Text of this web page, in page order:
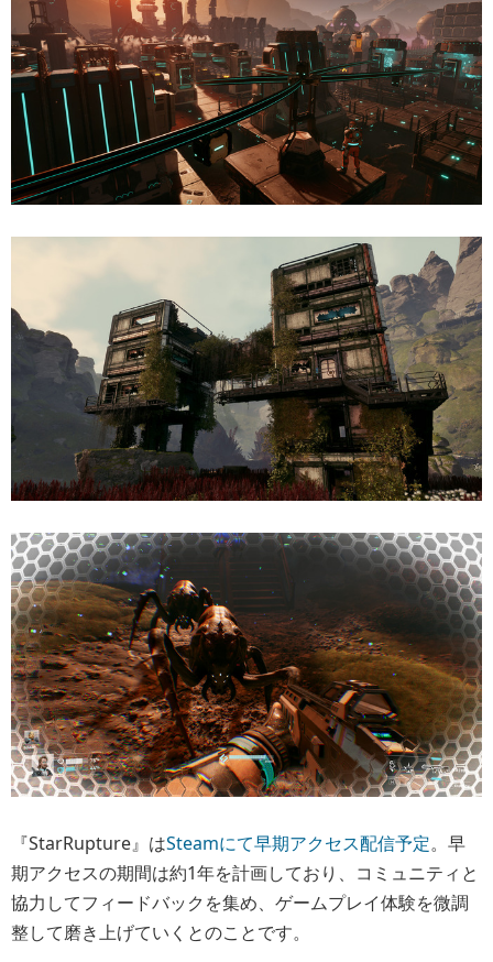
『StarRupture』はSteamにて早期アクセス配信予定。早
期アクセスの期間は約1年を計画しており、コミュニティと
協力してフィードバックを集め、ゲームプレイ体験を微調
整して磨き上げていくとのことです。